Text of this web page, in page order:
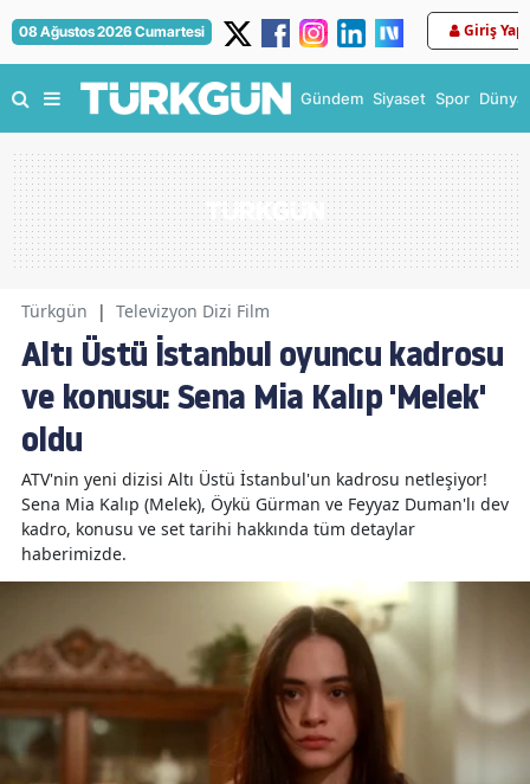
08 Ağustos 2026 Cumartesi Giriş Yap
Gündem Siyaset Spor Dünya
Türkgün | Televizyon Dizi Film
Altı Üstü İstanbul oyuncu kadrosu
ve konusu: Sena Mia Kalıp 'Melek'
oldu
ATV'nin yeni dizisi Altı Üstü İstanbul'un kadrosu netleşiyor!
Sena Mia Kalıp (Melek), Öykü Gürman ve Feyyaz Duman'lı dev
kadro, konusu ve set tarihi hakkında tüm detaylar
haberimizde.